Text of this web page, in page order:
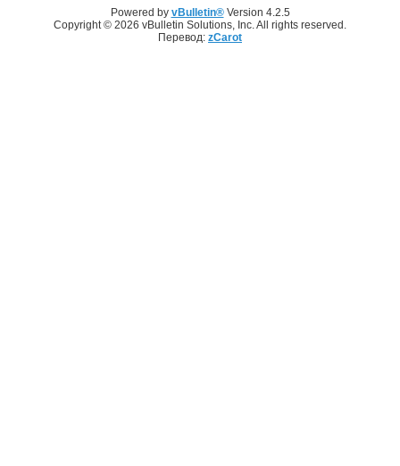
Powered by vBulletin®Version 4.2.5
Copyright © 2026 vBulletin Solutions, Inc. All rights reserved.
Перевод: zCarot